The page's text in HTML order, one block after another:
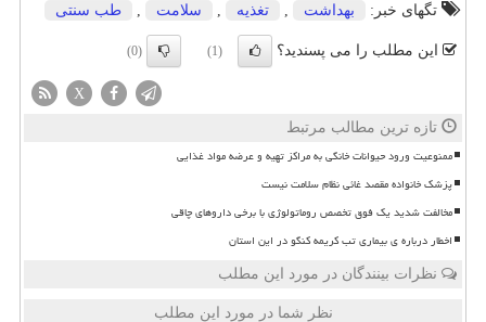
تگهای خبر:
بهداشت تغذیه سلامت طب سنتی
این مطلب را می پسندید؟ (1)
(0)
X
تازه ترین مطالب مرتبط
ممنوعیت ورود حیوانات خانگی به مراکز تهیه و عرضه مواد غذایی
پزشک خانواده مقصد غائی نظام سلامت نیست
مخالفت شدید یک فوق تخصص روماتولوژی با برخی داروهای چاقی
اخطار درباره ی بیماری تب کریمه کنگو در این استان
نظرات بینندگان در مورد این مطلب
نظر شما در مورد این مطلب